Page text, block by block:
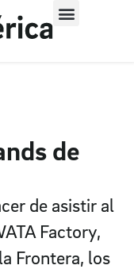
de
de asistir al
Factory,
Frontera, los